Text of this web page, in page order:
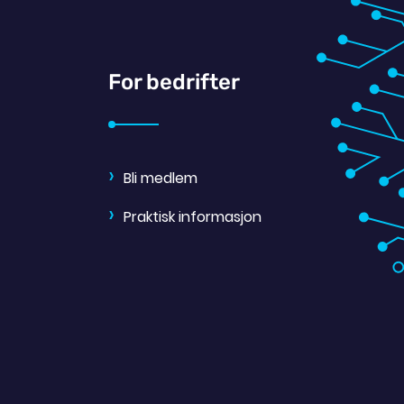
For bedrifter
Bli medlem
Praktisk informasjon